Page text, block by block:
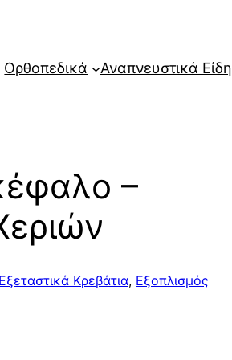
Ορθοπεδικά Αναπνευστικά Είδη
–
Κρεβάτια, Εξοπλισμός